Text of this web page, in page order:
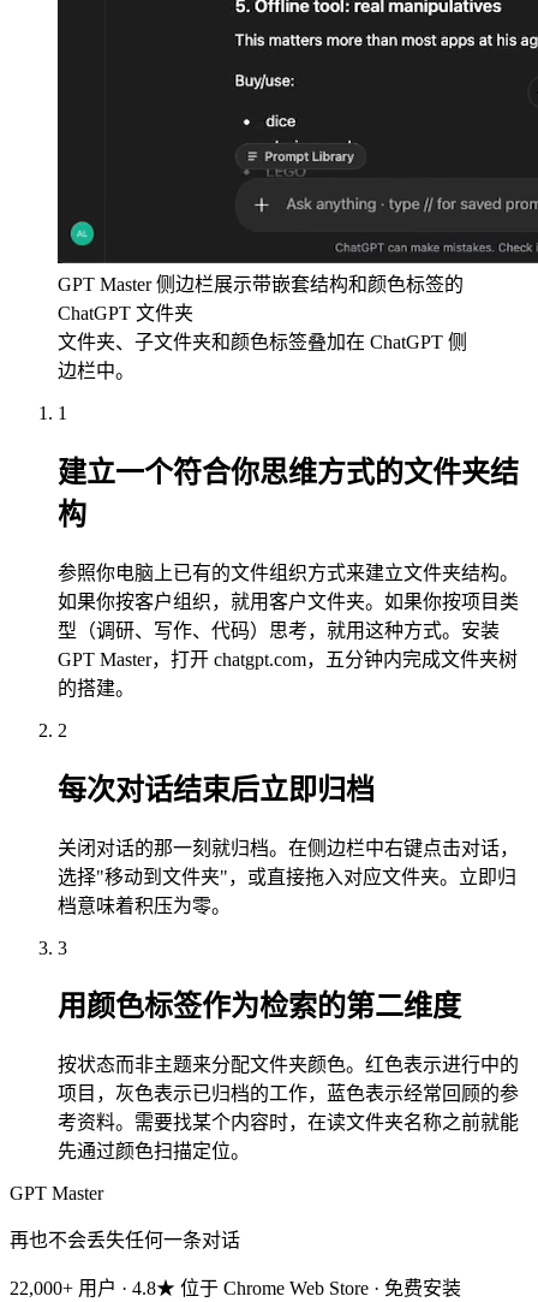
GPT Master 侧边栏展示带嵌套结构和颜色标签的
ChatGPT 文件夹
文件夹、子文件夹和颜色标签叠加在 ChatGPT 侧
边栏中。
1
建立一个符合你思维方式的文件夹结
构
参照你电脑上已有的文件组织方式来建立文件夹结构。
如果你按客户组织，就用客户文件夹。如果你按项目类
型（调研、写作、代码）思考，就用这种方式。安装
GPT Master，打开 chatgpt.com，五分钟内完成文件夹树
的搭建。
2
每次对话结束后立即归档
关闭对话的那一刻就归档。在侧边栏中右键点击对话，
选择"移动到文件夹"，或直接拖入对应文件夹。立即归
档意味着积压为零。
3
用颜色标签作为检索的第二维度
按状态而非主题来分配文件夹颜色。红色表示进行中的
项目，灰色表示已归档的工作，蓝色表示经常回顾的参
考资料。需要找某个内容时，在读文件夹名称之前就能
先通过颜色扫描定位。
GPT Master
再也不会丢失任何一条对话
22,000+ 用户 · 4.8★ 位于 Chrome Web Store · 免费安装